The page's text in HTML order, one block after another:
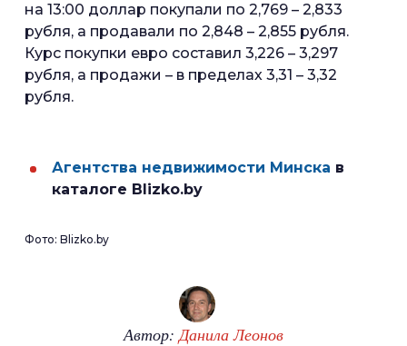
на 13:00 доллар покупали по 2,769 – 2,833
рубля, а продавали по 2,848 – 2,855 рубля.
Курс покупки евро составил 3,226 – 3,297
рубля, а продажи – в пределах 3,31 – 3,32
рубля.
Агентства недвижимости Минска в
каталоге Blizko.by
Фото: Blizko.by
Автор:Данила Леонов